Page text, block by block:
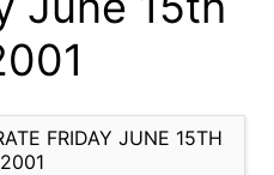
FRIDAY JUNE 15TH